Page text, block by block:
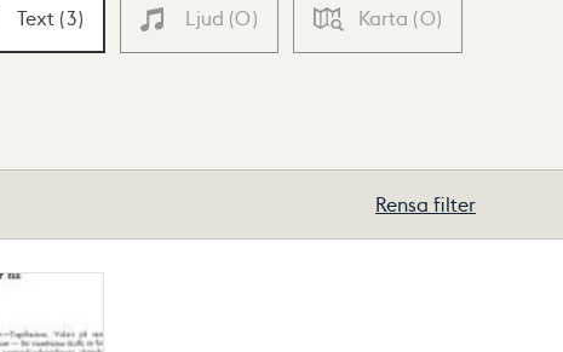
Text (3) Ljud (0) Karta (0)
Rensa filter